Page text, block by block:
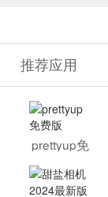
推荐应用
prettyup免
费版